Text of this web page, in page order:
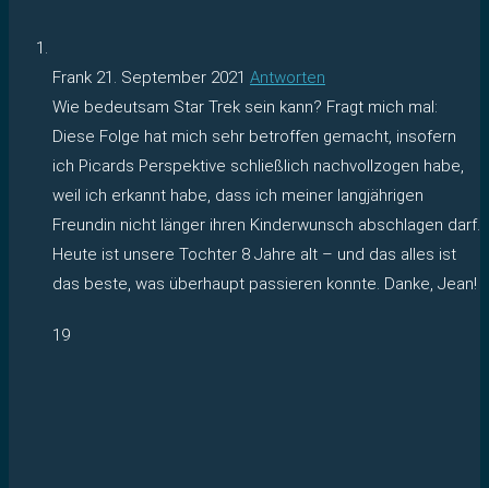
Frank 21. September 2021 Antworten
Wie bedeutsam Star Trek sein kann? Fragt mich mal:
Diese Folge hat mich sehr betroffen gemacht, insofern
ich Picards Perspektive schließlich nachvollzogen habe,
weil ich erkannt habe, dass ich meiner langjährigen
Freundin nicht länger ihren Kinderwunsch abschlagen darf.
Heute ist unsere Tochter 8 Jahre alt – und das alles ist
das beste, was überhaupt passieren konnte. Danke, Jean!
19